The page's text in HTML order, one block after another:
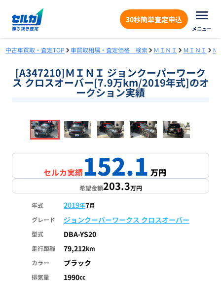
30秒簡単査定申込
メニュー
中古車買取・査定TOP 車買取相場・査定価格 検索 ＭＩＮＩ ＭＩＮＩ Ｍ
[A347210]ＭＩＮＩ ジョンクーパーワーク
ス クロスオーバー[7.9万km/2019年式]のオ
ークション実績
1/18
セルカ実績152.1万円
希望金額203.3万円
年式 2019年7月
グレード
ジョンクーパーワークス クロスオーバー
型式 DBA-YS20
走行距離 79,212km
カラー
ブラック
排気量 1990cc